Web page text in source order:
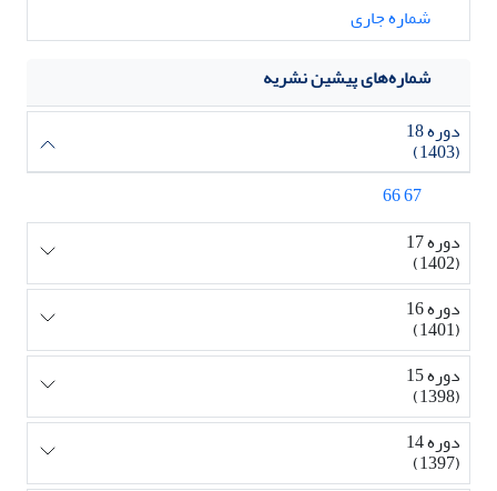
شماره جاری
شماره‌های پیشین نشریه
دوره 18
(1403)
67 66
دوره 17
(1402)
دوره 16
(1401)
دوره 15
(1398)
دوره 14
(1397)